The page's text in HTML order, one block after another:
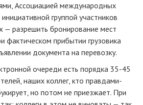
Ассоциацией международных
группой участников
— разрешить бронирование мест
фактическом прибытии грузовика
документа на перевозку.
очереди есть порядка 35-45
наших коллег, кто правдами-
но потом не приезжает. При